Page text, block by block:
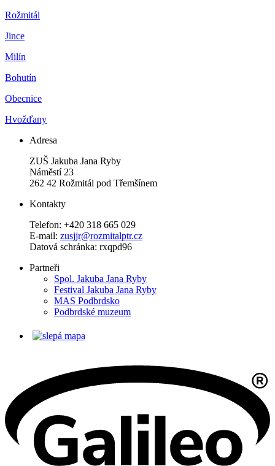
Rožmitál
Jince
Milín
Bohutín
Obecnice
Hvožďany
Adresa
ZUŠ Jakuba Jana Ryby
Náměstí 23
262 42 Rožmitál pod Třemšínem
Kontakty
Telefon: +420 318 665 029
E-mail: zusjjr@rozmitalptr.cz
Datová schránka: rxqpd96
Partneři
Spol. Jakuba Jana Ryby
Festival Jakuba Jana Ryby
MAS Podbrdsko
Podbrdské muzeum